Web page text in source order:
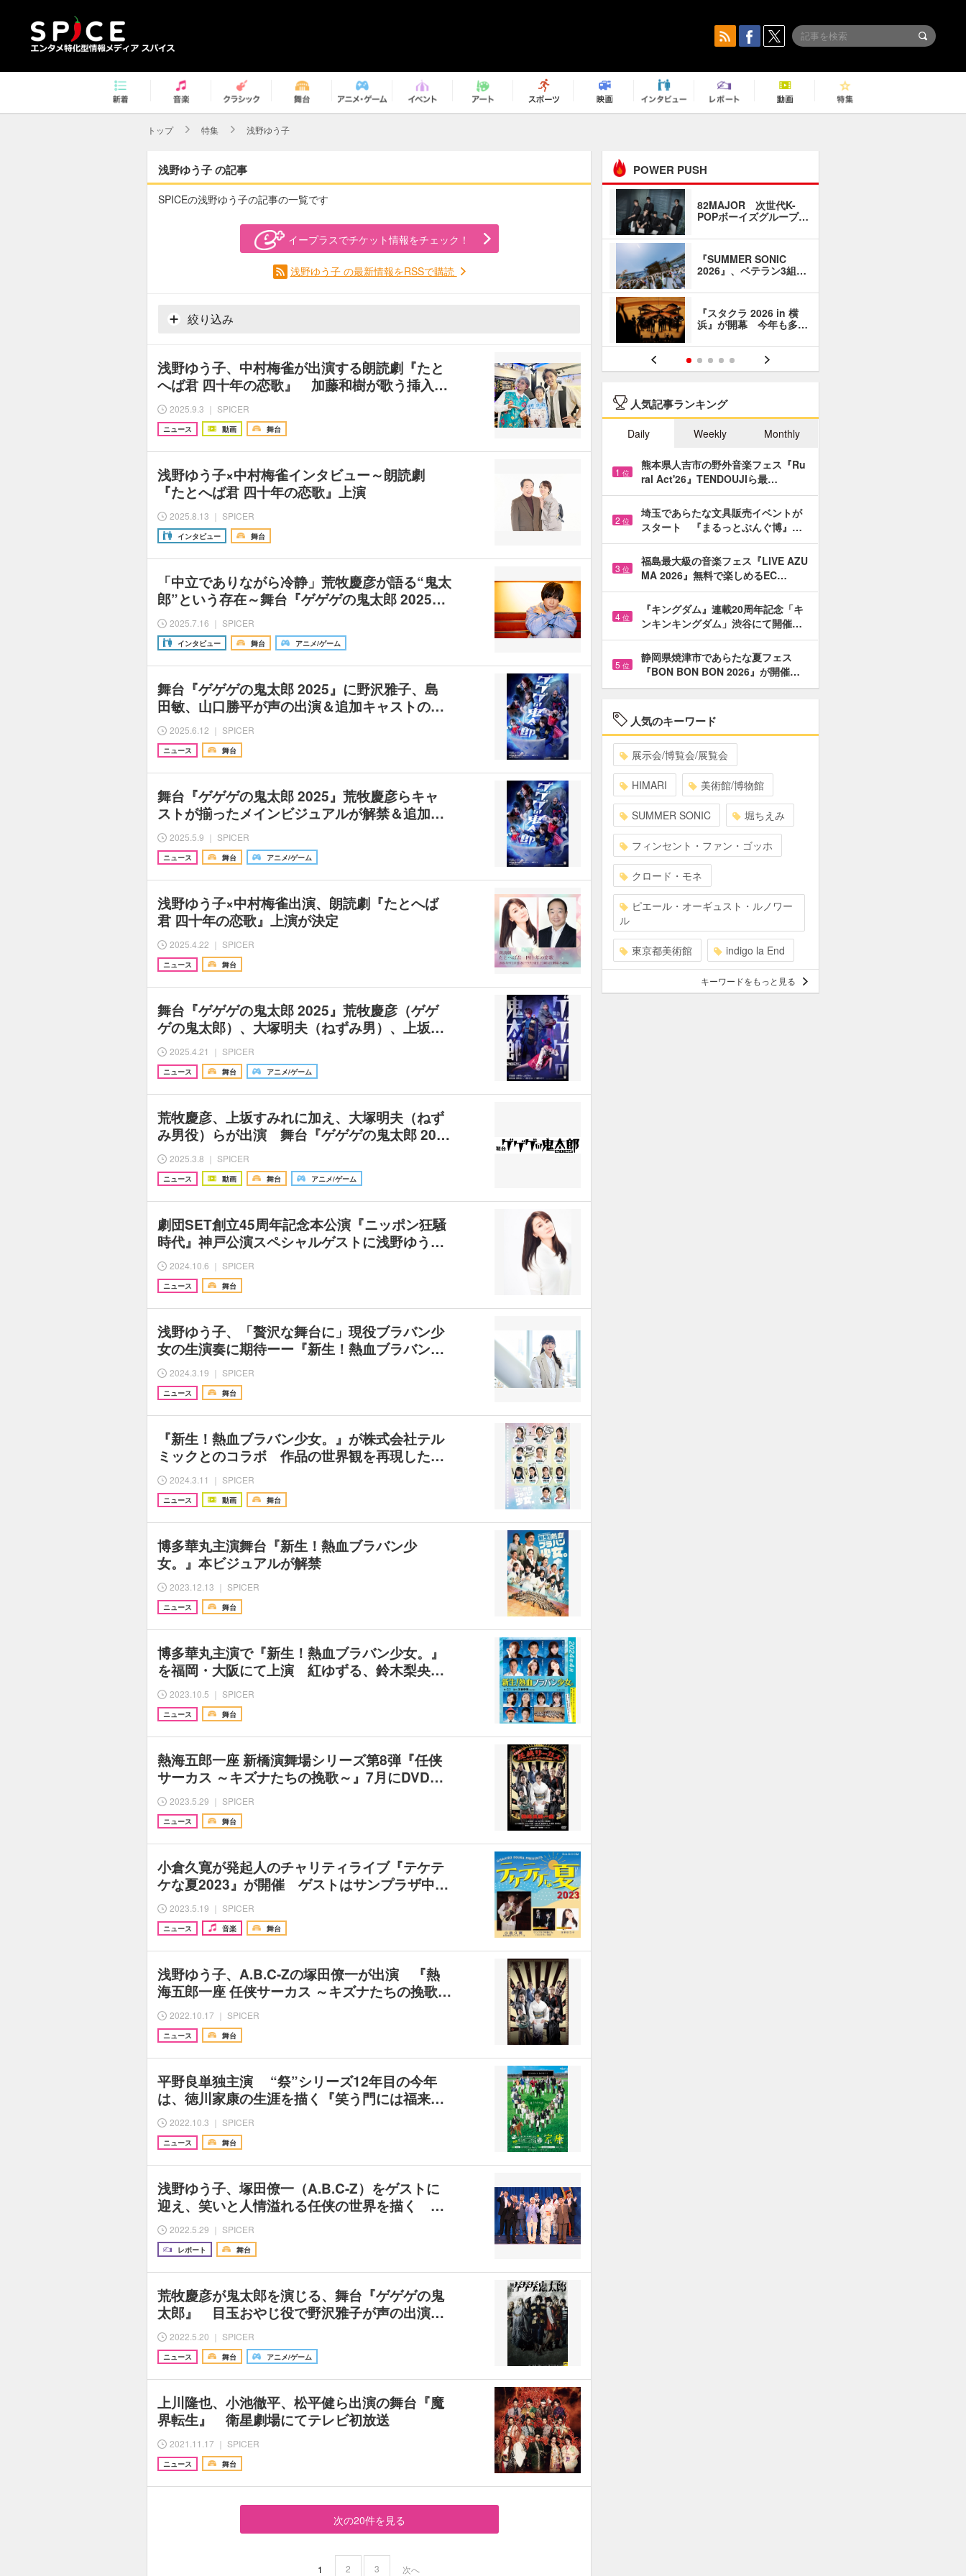
トップ 特集 浅野ゆう子
浅野ゆう子 の記事
SPICEの浅野ゆう子の記事の一覧です
イープラスでチケット情報をチェック！
浅野ゆう子 の最新情報をRSSで購読
絞り込み
浅野ゆう子、中村梅雀が出演する朗読劇『たと
へば君 四十年の恋歌』 加藤和樹が歌う挿入…
2025.9.3 ｜ SPICER
ニュース 動画 舞台
浅野ゆう子×中村梅雀インタビュー～朗読劇
『たとへば君 四十年の恋歌』上演
2025.8.13 ｜ SPICER
インタビュー 舞台
「中立でありながら冷静」荒牧慶彦が語る“鬼太
郎”という存在～舞台『ゲゲゲの鬼太郎 2025…
2025.7.16 ｜ SPICER
インタビュー 舞台 アニメ/ゲーム
舞台『ゲゲゲの鬼太郎 2025』に野沢雅子、島
田敏、山口勝平が声の出演＆追加キャストの…
2025.6.12 ｜ SPICER
ニュース 舞台
舞台『ゲゲゲの鬼太郎 2025』荒牧慶彦らキャ
ストが揃ったメインビジュアルが解禁＆追加…
2025.5.9 ｜ SPICER
ニュース 舞台 アニメ/ゲーム
浅野ゆう子×中村梅雀出演、朗読劇『たとへば
君 四十年の恋歌』上演が決定
2025.4.22 ｜ SPICER
ニュース 舞台
舞台『ゲゲゲの鬼太郎 2025』荒牧慶彦（ゲゲ
ゲの鬼太郎）、大塚明夫（ねずみ男）、上坂…
2025.4.21 ｜ SPICER
ニュース 舞台 アニメ/ゲーム
荒牧慶彦、上坂すみれに加え、大塚明夫（ねず
み男役）らが出演 舞台『ゲゲゲの鬼太郎 20…
2025.3.8 ｜ SPICER
ニュース 動画 舞台 アニメ/ゲーム
劇団SET創立45周年記念本公演『ニッポン狂騒
時代』神戸公演スペシャルゲストに浅野ゆう…
2024.10.6 ｜ SPICER
ニュース 舞台
浅野ゆう子、「贅沢な舞台に」現役ブラバン少
女の生演奏に期待ーー『新生！熱血ブラバン…
2024.3.19 ｜ SPICER
ニュース 舞台
『新生！熱血ブラバン少女。』が株式会社テル
ミックとのコラボ 作品の世界観を再現した…
2024.3.11 ｜ SPICER
ニュース 動画 舞台
博多華丸主演舞台『新生！熱血ブラバン少
女。』本ビジュアルが解禁
2023.12.13 ｜ SPICER
ニュース 舞台
博多華丸主演で『新生！熱血ブラバン少女。』
を福岡・大阪にて上演 紅ゆずる、鈴木梨央…
2023.10.5 ｜ SPICER
ニュース 舞台
熱海五郎一座 新橋演舞場シリーズ第8弾『任侠
サーカス ～キズナたちの挽歌～』7月にDVD…
2023.5.29 ｜ SPICER
ニュース 舞台
小倉久寛が発起人のチャリティライブ『テケテ
ケな夏2023』が開催 ゲストはサンプラザ中…
2023.5.19 ｜ SPICER
ニュース 音楽 舞台
浅野ゆう子、A.B.C-Zの塚田僚一が出演 『熱
海五郎一座 任侠サーカス ～キズナたちの挽歌…
2022.10.17 ｜ SPICER
ニュース 舞台
平野良単独主演 “祭”シリーズ12年目の今年
は、徳川家康の生涯を描く『笑う門には福来…
2022.10.3 ｜ SPICER
ニュース 舞台
浅野ゆう子、塚田僚一（A.B.C-Z）をゲストに
迎え、笑いと人情溢れる任侠の世界を描く …
2022.5.29 ｜ SPICER
レポート 舞台
荒牧慶彦が鬼太郎を演じる、舞台『ゲゲゲの鬼
太郎』 目玉おやじ役で野沢雅子が声の出演…
2022.5.20 ｜ SPICER
ニュース 舞台 アニメ/ゲーム
上川隆也、小池徹平、松平健ら出演の舞台『魔
界転生』 衛星劇場にてテレビ初放送
2021.11.17 ｜ SPICER
ニュース 舞台
次の20件を見る
1 2 3 次へ
POWER PUSH
82MAJOR 次世代K-
POPボーイズグループ…
『SUMMER SONIC
2026』、ベテラン3組…
『スタクラ 2026 in 横
浜』が開幕 今年も多…
人気記事ランキング
Daily Weekly Monthly
1 位
熊本県人吉市の野外音楽フェス『Ru
ral Act'26』TENDOUJIら最…
2 位
埼玉であらたな文具販売イベントが
スタート 『まるっとぶんぐ博』…
3 位
福島最大級の音楽フェス『LIVE AZU
MA 2026』無料で楽しめるEC…
4 位
『キングダム』連載20周年記念「キ
ンキンキングダム」渋谷にて開催…
5 位
静岡県焼津市であらたな夏フェス
『BON BON BON 2026』が開催…
人気のキーワード
展示会/博覧会/展覧会
HIMARI 美術館/博物館
SUMMER SONIC 堀ちえみ
フィンセント・ファン・ゴッホ
クロード・モネ
ピエール・オーギュスト・ルノワー
ル
東京都美術館 indigo la End
キーワードをもっと見る